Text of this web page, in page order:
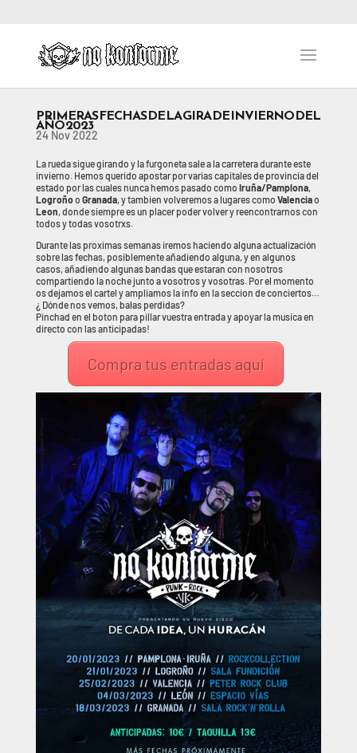
PRIMERAS FECHAS DE LA GIRA DE INVIERNO DEL
AÑO 2023
24 Nov 2022
La rueda sigue girando y la furgoneta sale a la carretera durante este
invierno. Hemos querido apostar por varias capitales de provincia del
estado por las cuales nunca hemos pasado como Iruña/Pamplona,
Logroñoo Granada, y tambien volveremos a lugares como Valenciao
Leon, donde siempre es un placer poder volver y reencontrarnos con
todos y todas vosotrxs.
Durante las proximas semanas iremos haciendo alguna actualización
sobre las fechas, posiblemente añadiendo alguna, y en algunos
casos, añadiendo algunas bandas que estaran con nosotros
compartiendo la noche junto a vosotros y vosotras. Por el momento
os dejamos el cartel y ampliamos la info en la seccion de conciertos…
¿ Dónde nos vemos, balas perdidas?
Pinchad en el boton para pillar vuestra entrada y apoyar la musica en
directo con las anticipadas!
Compra tus entradas aquí